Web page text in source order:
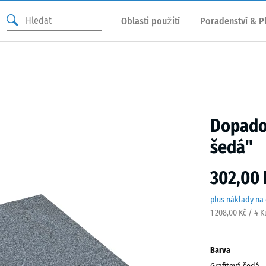
Oblasti použití Poradenství &
šedá"
302,00
plus náklady na
1 208,00 Kč / 4
Barva